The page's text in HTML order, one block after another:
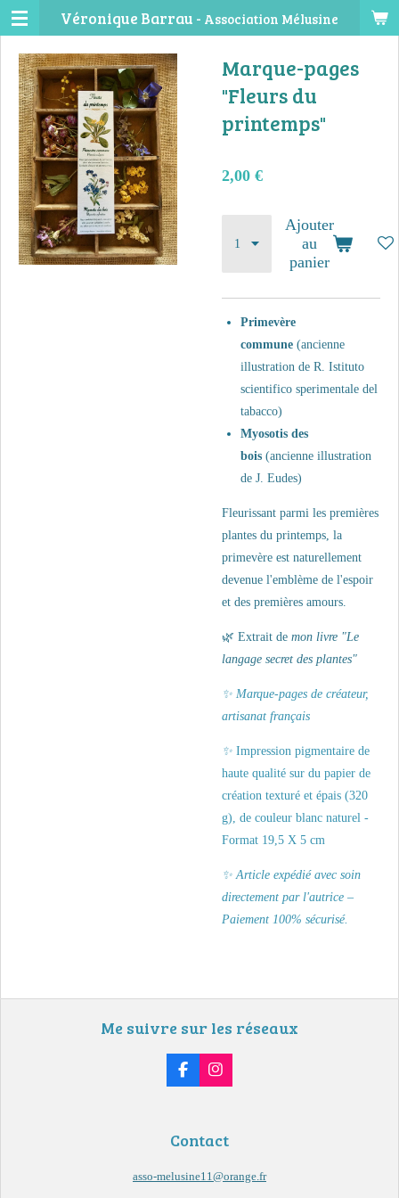
Passer
contenu
principal
Véronique Barrau - Association Mélusine
Marque-pages
"Fleurs du
printemps"
2,00 €
Ajouter
au
panier
Primevère
commune (ancienne
illustration de R. Istituto
scientifico sperimentale del
tabacco)
Myosotis des
bois (ancienne illustration
de J. Eudes)
Fleurissant parmi les premières
plantes du printemps, la
primevère est naturellement
devenue l'emblème de l'espoir
et des premières amours.
🌿 Extrait de mon livre "Le
langage secret des plantes"
✨ Marque-pages de créateur,
artisanat français
✨ Impression pigmentaire de
haute qualité sur du papier de
création texturé et épais (320
g), de couleur blanc naturel -
Format 19,5 X 5 cm
✨ Article expédié avec soin
directement par l'autrice –
Paiement 100% sécurisé.
Me suivre sur les réseaux
F
a
o
k
I
n
g
a
Contact
asso-melusine11@orange.fr